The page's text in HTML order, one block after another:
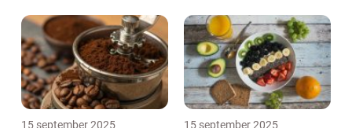
15 september 2025 15 september 2025